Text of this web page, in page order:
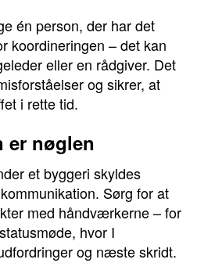
én person, der har det
koordineringen – det kan
eller en rådgiver. Det
og sikrer, at
i rette tid.
er nøglen
et byggeri skyldes
Sørg for at
med håndværkerne – for
hvor I
og næste skridt.